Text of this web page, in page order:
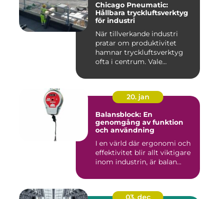
Chicago Pneumatic:
Hållbara tryckluftsverktyg
för industri
När tillverkande industri
pratar om produktivitet
hamnar tryckluftsverktyg
ofta i centrum. Vale...
20. jan
Balansblock: En
genomgång av funktion
och användning
I en värld där ergonomi och
effektivitet blir allt viktigare
inom industrin, är balan...
03. dec